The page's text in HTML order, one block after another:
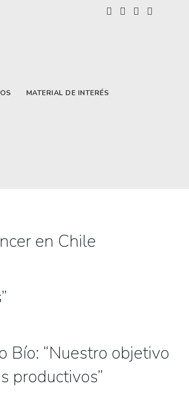
MATERIAL DE INTERÉS
en Chile
Bío: “Nuestro objetivo
productivos”